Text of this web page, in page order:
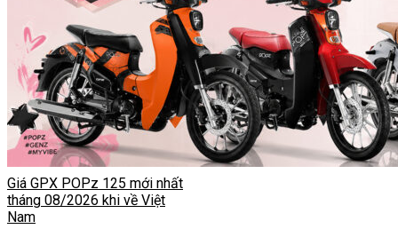
Giá GPX POPz 125 mới nhất
tháng 08/2026 khi về Việt
Nam